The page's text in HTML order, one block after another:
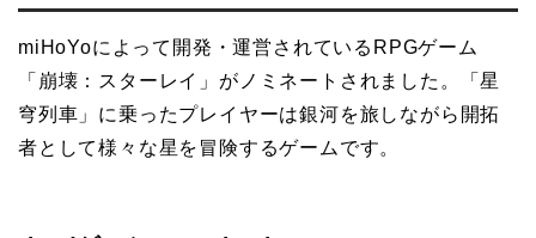
miHoYoによって開発・運営されているRPGゲーム
「崩壊：スターレイ」がノミネートされました。「星
穹列車」に乗ったプレイヤーは銀河を旅しながら開拓
者として様々な星を冒険するゲームです。